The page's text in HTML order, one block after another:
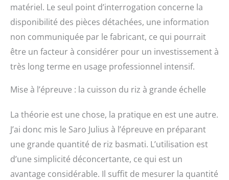
matériel. Le seul point d’interrogation concerne la
disponibilité des pièces détachées, une information
non communiquée par le fabricant, ce qui pourrait
être un facteur à considérer pour un investissement à
très long terme en usage professionnel intensif.
Mise à l’épreuve : la cuisson du riz à grande échelle
La théorie est une chose, la pratique en est une autre.
J’ai donc mis le Saro Julius à l’épreuve en préparant
une grande quantité de riz basmati. L’utilisation est
d’une simplicité déconcertante, ce qui est un
avantage considérable. Il suffit de mesurer la quantité